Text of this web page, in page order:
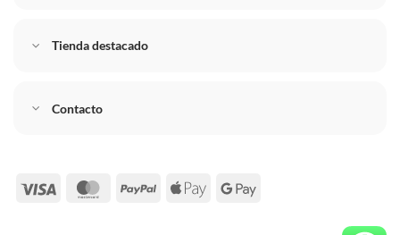
Tienda destacado
Contacto
Visa MasterCard
PayPal Apple
Google